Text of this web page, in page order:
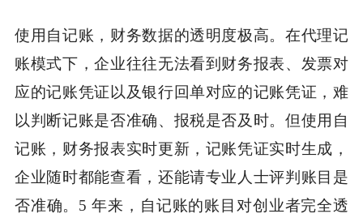
使用自记账，财务数据的透明度极高。在代理记
账模式下，企业往往无法看到财务报表、发票对
应的记账凭证以及银行回单对应的记账凭证，难
以判断记账是否准确、报税是否及时。但使用自
记账，财务报表实时更新，记账凭证实时生成，
企业随时都能查看，还能请专业人士评判账目是
否准确。5 年来，自记账的账目对创业者完全透